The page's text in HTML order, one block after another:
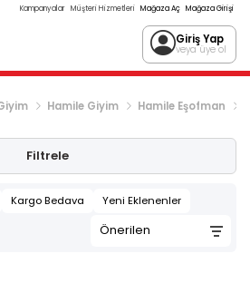
Kampanyalar Müşteri Hizmetleri Mağaza Aç Mağaza Girişi
Giriş Yap
veya üye ol
Hamile Giyim Hamile Eşofman
Filtrele
Kargo Bedava Yeni Eklenenler